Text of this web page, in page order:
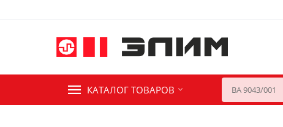
КАТАЛОГ ТОВАРОВ